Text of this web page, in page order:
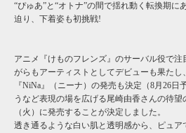
“ぴゅあ”と“オトナ”の間で揺れ動く転換期に
迫り、下着姿も初挑戦!
アニメ『けものフレンズ』のサーバル役で
がらもアーティストとしてデビューも果たし
『NiNa』（ニーナ）の発売も決定（8月26
うなど表現の場を広げる尾崎由香さんの待望
（火）に発売することが決定しました。
透き通るような白い肌と透明感から、ピュ